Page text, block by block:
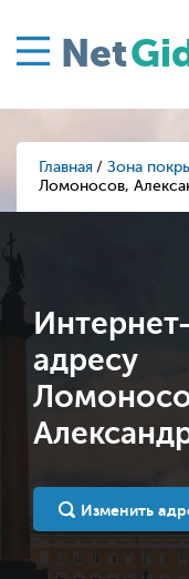
Net
Главная
Зона
Ломоносов,
адресу
Изменить